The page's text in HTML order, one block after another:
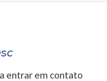
entrar em contato